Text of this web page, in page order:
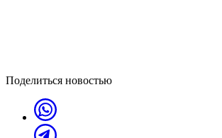
Поделиться новостью